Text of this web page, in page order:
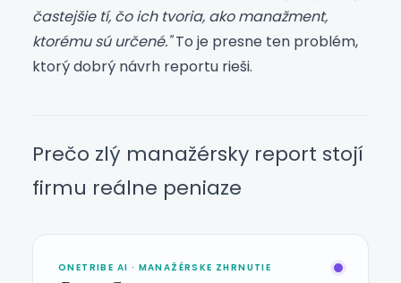
častejšie tí, čo ich tvoria, ako manažment,
ktorému sú určené."To je presne ten problém,
ktorý dobrý návrh reportu rieši.
Prečo zlý manažérsky report stojí
firmu reálne peniaze
ONETRIBE AI · MANAŽÉRSKE ZHRNUTIE